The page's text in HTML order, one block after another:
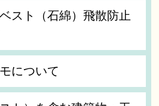
スト（石綿）飛散防止
について